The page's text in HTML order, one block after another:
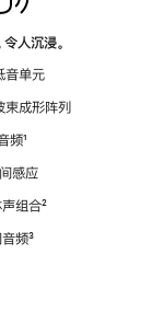
人沉浸。
音单元
束成形阵列
频脚
¹
感应
组合脚
²
音频脚
³